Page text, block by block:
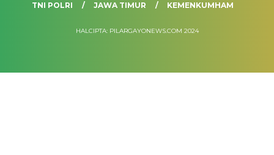
TNI POLRI
JAWA TIMUR KEMENKUMHAM
HALCIPTA: PILARGAYONEWS.COM 2024